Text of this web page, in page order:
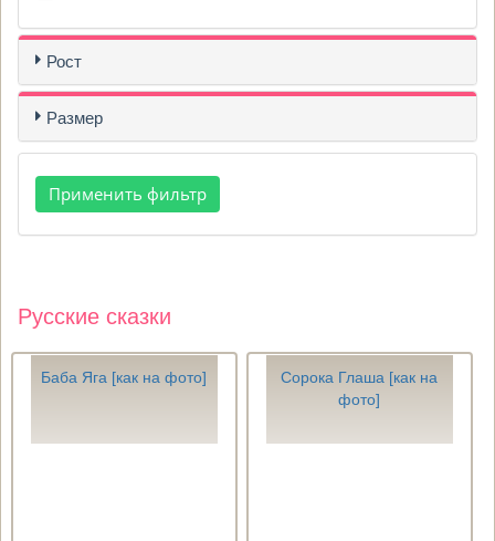
Рост
Размер
Русские сказки
Баба Яга [как на фото]
Сорока Глаша [как на
фото]